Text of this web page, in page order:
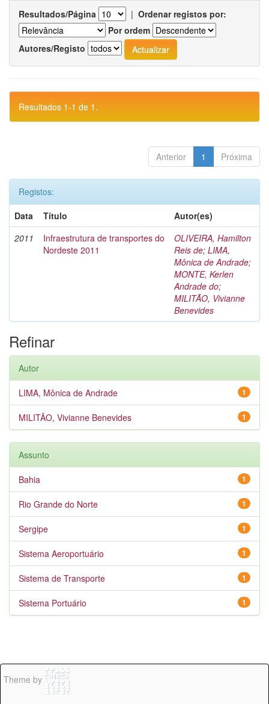
Resultados/Página | Ordenar registos por:
Por ordem
Autores/Registo
Resultados 1-1 de 1.
Anterior 1 Próxima
Registos:
Data
Título
Autor(es)
2011
Infraestrutura de transportes do
Nordeste 2011
OLIVEIRA, Hamilton
Reis de; LIMA,
Mônica de Andrade;
MONTE, Kerlen
Andrade do;
MILITÃO, Vivianne
Benevides
Refinar
Autor
1
LIMA, Mônica de Andrade
1
MILITÃO, Vivianne Benevides
Assunto
1
Bahia
1
Rio Grande do Norte
1
Sergipe
1
Sistema Aeroportuário
1
Sistema de Transporte
1
Sistema Portuário
Theme by